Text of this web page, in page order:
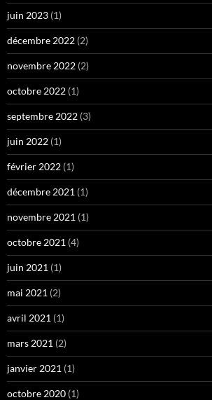
juin 2023 (1)
décembre 2022 (2)
novembre 2022 (2)
octobre 2022 (1)
septembre 2022 (3)
juin 2022 (1)
février 2022 (1)
décembre 2021 (1)
novembre 2021 (1)
octobre 2021 (4)
juin 2021 (1)
mai 2021 (2)
avril 2021 (1)
mars 2021 (2)
janvier 2021 (1)
octobre 2020 (1)